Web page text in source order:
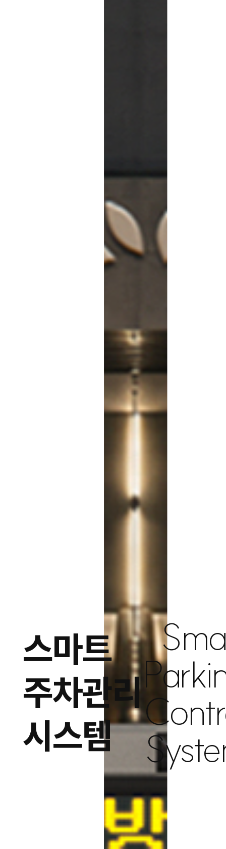
스마트
주차관리
시스템